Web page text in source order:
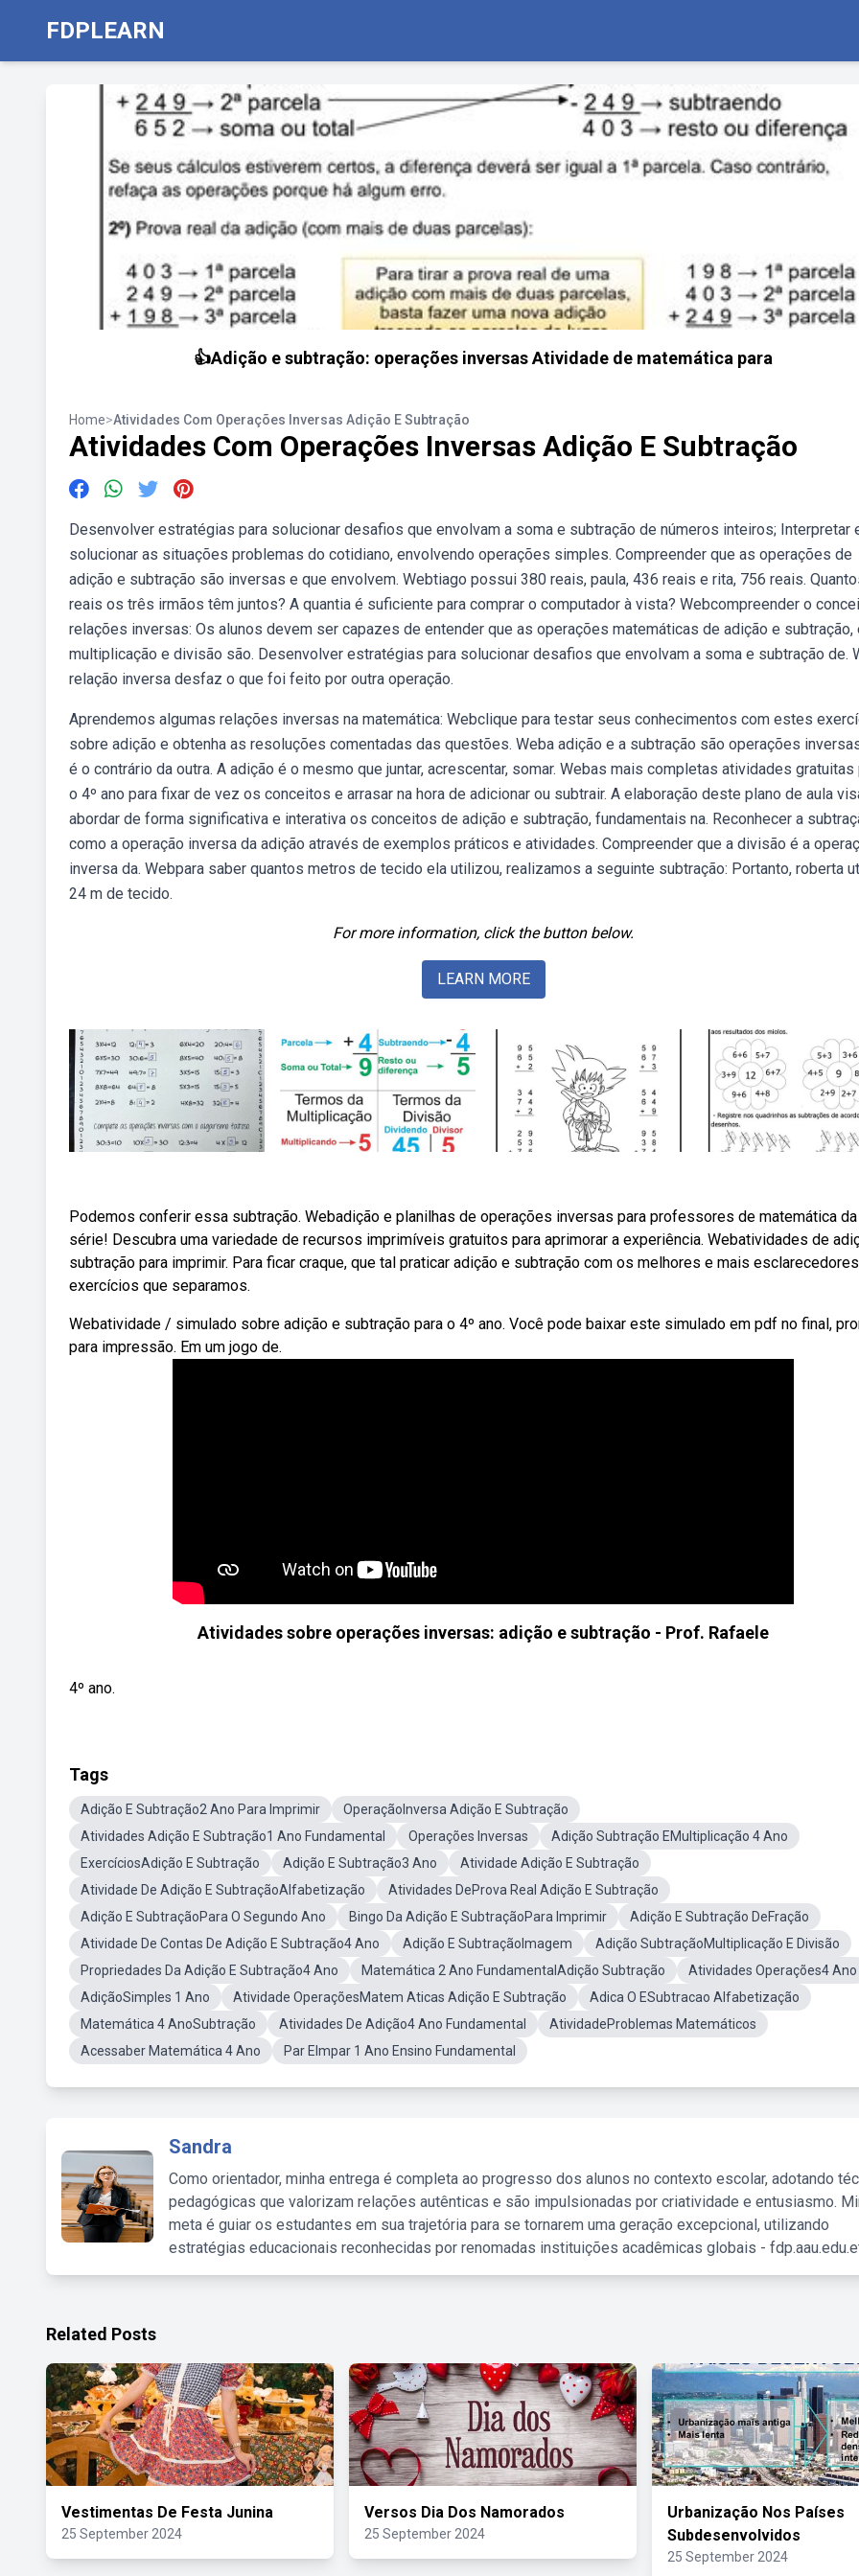
FDPLEARN
👍Adição e subtração: operações inversas Atividade de matemática para
Home>Atividades Com Operações Inversas Adição E Subtração
Atividades Com Operações Inversas Adição E Subtração
Desenvolver estratégias para solucionar desafios que envolvam a soma e subtração de números inteiros; Interpretar
solucionar as situações problemas do cotidiano, envolvendo operações simples. Compreender que as operações de
adição e subtração são inversas e que envolvem. Webtiago possui 380 reais, paula, 436 reais e rita, 756 reais.
reais os três irmãos têm juntos? A quantia é suficiente para comprar o computador à vista? Webcompreender o
relações inversas: Os alunos devem ser capazes de entender que as operações matemáticas de adição e subtração,
multiplicação e divisão são. Desenvolver estratégias para solucionar desafios que envolvam a soma e subtração de.
relação inversa desfaz o que foi feito por outra operação.
Aprendemos algumas relações inversas na matemática: Webclique para testar seus conhecimentos com estes
sobre adição e obtenha as resoluções comentadas das questões. Weba adição e a subtração são operações
é o contrário da outra. A adição é o mesmo que juntar, acrescentar, somar. Webas mais completas atividades gratuitas
o 4º ano para fixar de vez os conceitos e arrasar na hora de adicionar ou subtrair. A elaboração deste plano de aula
abordar de forma significativa e interativa os conceitos de adição e subtração, fundamentais na. Reconhecer a
como a operação inversa da adição através de exemplos práticos e atividades. Compreender que a divisão é a
inversa da. Webpara saber quantos metros de tecido ela utilizou, realizamos a seguinte subtração: Portanto, roberta
24 m de tecido.
For more information, click the button below.
LEARN MORE
Podemos conferir essa subtração. Webadição e planilhas de operações inversas para professores de matemática da
série! Descubra uma variedade de recursos imprimíveis gratuitos para aprimorar a experiência. Webatividades de
subtração para imprimir. Para ficar craque, que tal praticar adição e subtração com os melhores e mais esclarecedores
exercícios que separamos.
Webatividade / simulado sobre adição e subtração para o 4º ano. Você pode baixar este simulado em pdf no final,
para impressão. Em um jogo de.
Atividades sobre operações inversas: adição e subtração - Prof. Rafaele
4º ano.
Tags
Adição E Subtração2 Ano Para Imprimir
OperaçãoInversa Adição E Subtração
Atividades Adição E Subtração1 Ano Fundamental
Operações Inversas
Adição Subtração EMultiplicação 4 Ano
ExercíciosAdição E Subtração
Adição E Subtração3 Ano
Atividade Adição E Subtração
Atividade De Adição E SubtraçãoAlfabetização
Atividades DeProva Real Adição E Subtração
Adição E SubtraçãoPara O Segundo Ano
Bingo Da Adição E SubtraçãoPara Imprimir
Adição E Subtração DeFração
Atividade De Contas De Adição E Subtração4 Ano
Adição E SubtraçãoImagem
Adição SubtraçãoMultiplicação E Divisão
Propriedades Da Adição E Subtração4 Ano
Matemática 2 Ano FundamentalAdição Subtração
Atividades Operações4 Ano
AdiçãoSimples 1 Ano
Atividade OperaçõesMatem Aticas Adição E Subtração
Adica O ESubtracao Alfabetização
Matemática 4 AnoSubtração
Atividades De Adição4 Ano Fundamental
AtividadeProblemas Matemáticos
Acessaber Matemática 4 Ano
Par EImpar 1 Ano Ensino Fundamental
Sandra
Como orientador, minha entrega é completa ao progresso dos alunos no contexto escolar, adotando
pedagógicas que valorizam relações autênticas e são impulsionadas por criatividade e entusiasmo.
meta é guiar os estudantes em sua trajetória para se tornarem uma geração excepcional, utilizando
estratégias educacionais reconhecidas por renomadas instituições acadêmicas globais -
Related Posts
Vestimentas De Festa Junina
25 September 2024
Versos Dia Dos Namorados
25 September 2024
Urbanização Nos Países
Subdesenvolvidos
25 September 2024